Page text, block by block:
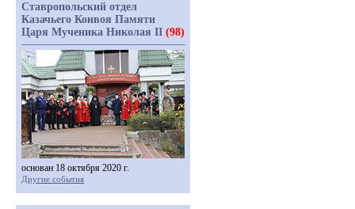
Ставропольский отдел
Казачьего Конвоя Памяти
Царя Мученика Николая II (98)
основан 18 октября 2020 г.
Другие события